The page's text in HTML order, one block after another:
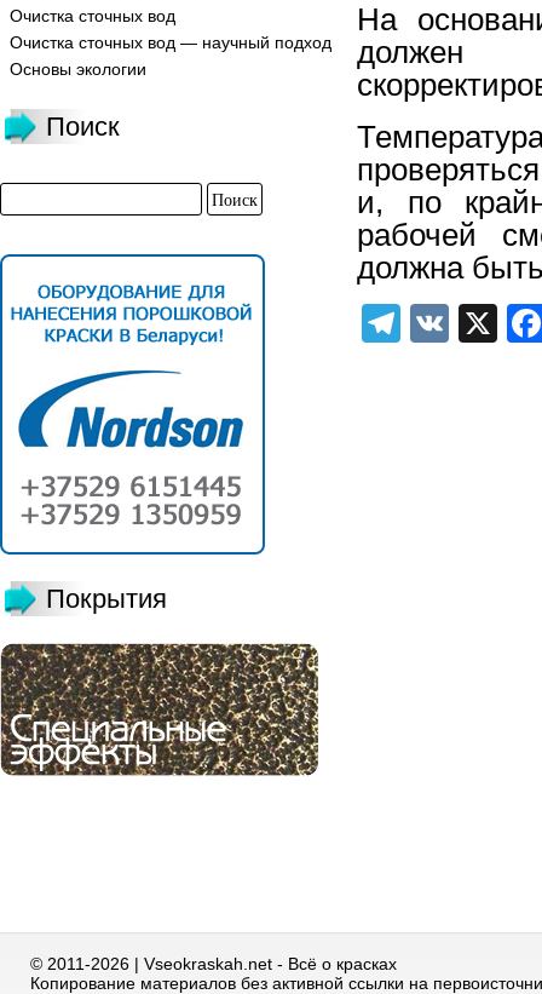
Очистка сточных вод
Очистка сточных вод — научный подход
Основы экологии
Поиск
Покрытия
На
должен
и, по
рабочей
должна
VK X
© 2011-2026 | Vseokraskah.net - Всё о красках
Копирование материалов без активной ссылки на